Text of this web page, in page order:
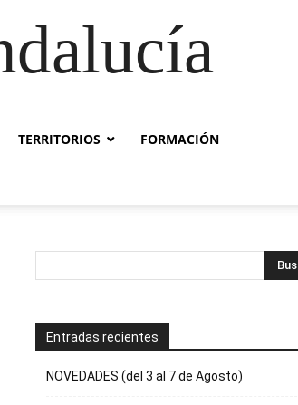
TERRITORIOS FORMACIÓN
Entradas recientes
NOVEDADES (del 3 al 7 de Agosto)